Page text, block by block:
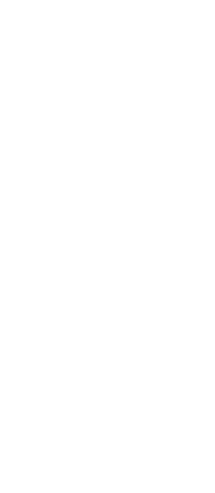
квалитет
и по продажба
на квалитетот на